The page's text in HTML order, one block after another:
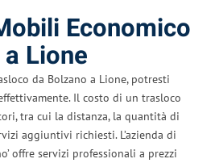
Economico
Lione
da Bolzano a Lione, potresti
Il costo di un trasloco
tra cui la distanza, la quantità di
aggiuntivi richiesti. L’azienda di
offre servizi professionali a prezzi